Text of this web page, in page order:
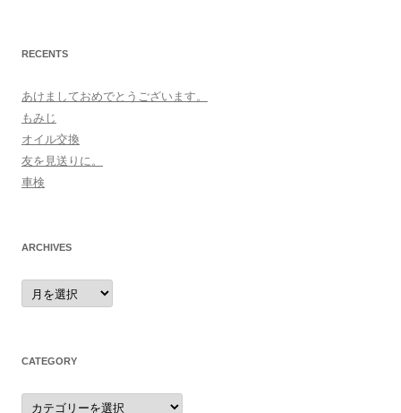
RECENTS
あけましておめでとうございます。
もみじ
オイル交換
友を見送りに。
車検
ARCHIVES
archives
CATEGORY
category